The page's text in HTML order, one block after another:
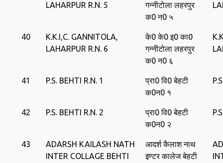
LAHARPUR R.N. 5
गन्‍नीटोला लहरपुर
क0 न0 ५
40
K.K.I,C. GANNITOLA,
LAHARPUR R.N. 6
के0 के0 इ0 का0
गन्‍नीटोला लहरपुर
क0 न0 ६
41 P.S. BEHTI R.N. 1
प्रा0 वि0 बेहटी
क0न0 १
42 P.S. BEHTI R.N. 2
प्रा0 वि0 बेहटी
क0न0 २
43
ADARSH KAILASH NATH
INTER COLLAGE BEHTI
आदर्श कैलाश नाथ
इण्‍टर कालेज बेहटी